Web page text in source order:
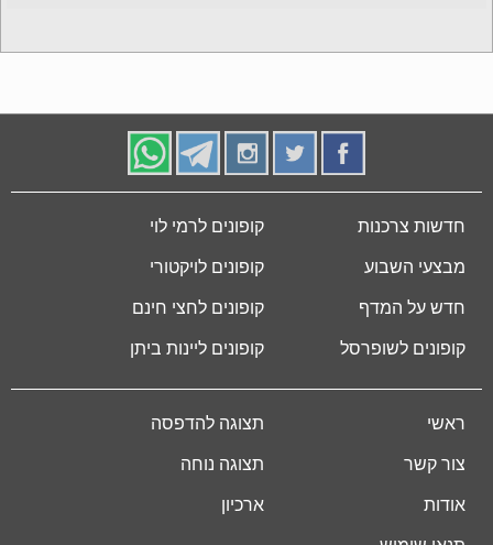
חדשות צרכנות
מבצעי השבוע
חדש על המדף
קופונים לשופרסל
קופונים לרמי לוי
קופונים לויקטורי
קופונים לחצי חינם
קופונים ליינות ביתן
ראשי
צור קשר
אודות
תצוגה להדפסה
תצוגה נוחה
ארכיון